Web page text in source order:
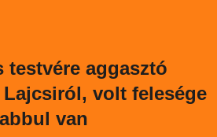
testvére aggasztó
volt felesége
van